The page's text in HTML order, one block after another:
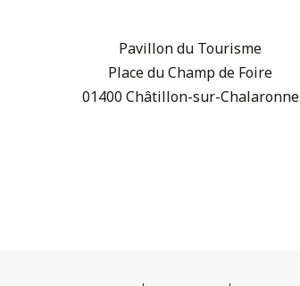
Pavillon du Tourisme
Place du Champ de Foire
01400 Châtillon-sur-Chalaronne